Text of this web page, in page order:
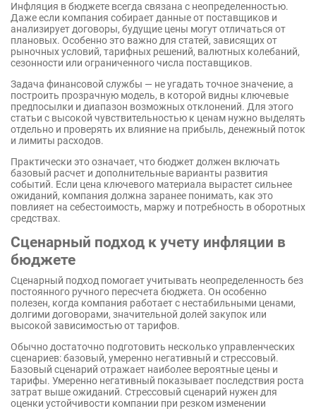
Инфляция в бюджете всегда связана с неопределенностью.
Даже если компания собирает данные от поставщиков и
анализирует договоры, будущие цены могут отличаться от
плановых. Особенно это важно для статей, зависящих от
рыночных условий, тарифных решений, валютных колебаний,
сезонности или ограниченного числа поставщиков.
Задача финансовой службы — не угадать точное значение, а
построить прозрачную модель, в которой видны ключевые
предпосылки и диапазон возможных отклонений. Для этого
статьи с высокой чувствительностью к ценам нужно выделять
отдельно и проверять их влияние на прибыль, денежный поток
и лимиты расходов.
Практически это означает, что бюджет должен включать
базовый расчет и дополнительные варианты развития
событий. Если цена ключевого материала вырастет сильнее
ожиданий, компания должна заранее понимать, как это
повлияет на себестоимость, маржу и потребность в оборотных
средствах.
Сценарный подход к учету инфляции в
бюджете
Сценарный подход помогает учитывать неопределенность без
постоянного ручного пересчета бюджета. Он особенно
полезен, когда компания работает с нестабильными ценами,
долгими договорами, значительной долей закупок или
высокой зависимостью от тарифов.
Обычно достаточно подготовить несколько управленческих
сценариев: базовый, умеренно негативный и стрессовый.
Базовый сценарий отражает наиболее вероятные цены и
тарифы. Умеренно негативный показывает последствия роста
затрат выше ожиданий. Стрессовый сценарий нужен для
оценки устойчивости компании при резком изменении